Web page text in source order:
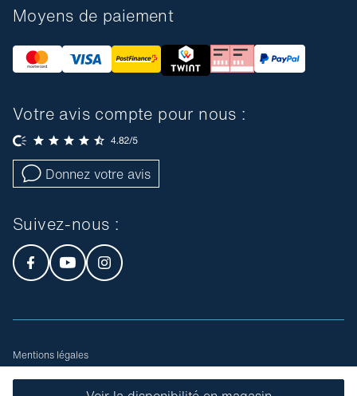
Moyens de paiement
Votre avis compte pour nous :
Donnez votre avis
Suivez-nous :
Mentions légales